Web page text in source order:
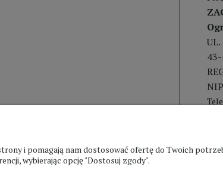
i pomagają nam dostosować ofertę do Twoich
wybierając opcję "Dostosuj zgody".